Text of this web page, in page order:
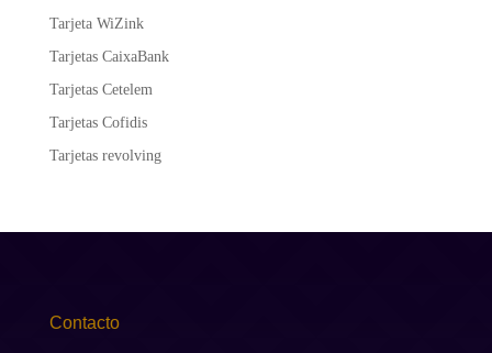
Tarjeta WiZink
Tarjetas CaixaBank
Tarjetas Cetelem
Tarjetas Cofidis
Tarjetas revolving
Contacto